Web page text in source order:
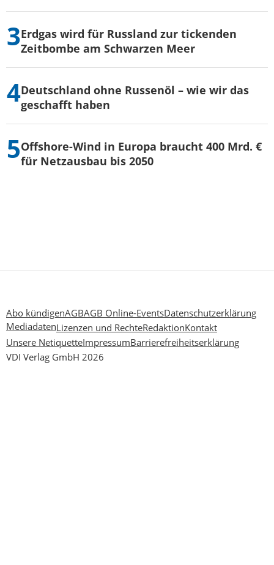
Erdgas wird für Russland zur tickenden
Zeitbombe am Schwarzen Meer
Deutschland ohne Russenöl – wie wir das
geschafft haben
Offshore-Wind in Europa braucht 400 Mrd. €
für Netzausbau bis 2050
Abo kündigenAGBAGB Online-EventsDatenschutzerklärung
MediadatenLizenzen und RechteRedaktionKontakt
Unsere NetiquetteImpressumBarrierefreiheitserklärung
VDI Verlag GmbH 2026